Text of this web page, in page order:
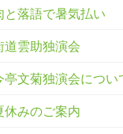
落語で暑気払い
雲助独演会
文菊独演会につい
休みのご案内